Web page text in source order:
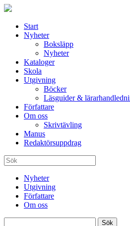
Start
Nyheter
Boksläpp
Nyheter
Kataloger
Skola
Utgivning
Böcker
Läsguider &
Författare
Om oss
Skrivtävling
Manus
Redaktörsuppdrag
Nyheter
Utgivning
Författare
Om oss